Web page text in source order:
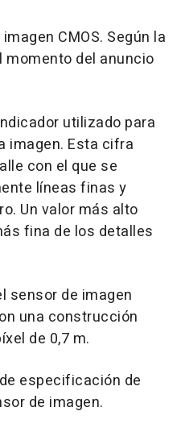
CMOS. Según la
momento del anuncio
utilizado para
imagen. Esta cifra
con el que se
líneas finas y
Un valor más alto
fina de los detalles
sensor de imagen
una construcción
de 0,7 m.
especificación de
de imagen.